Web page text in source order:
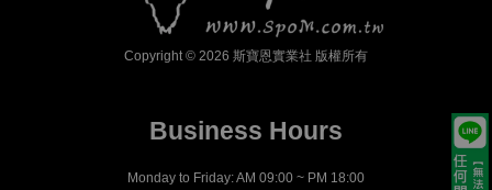
Copyright © 2026 斯寶恩實業社 版權所有
Business Hours
Monday to Friday: AM 09:00 ~ PM 18:00